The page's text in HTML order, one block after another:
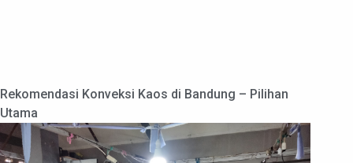
Rekomendasi Konveksi Kaos di Bandung – Pilihan
Utama